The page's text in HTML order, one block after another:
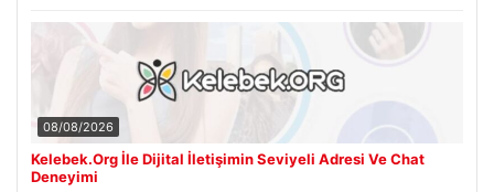
08/08/2026
Kelebek.Org İle Dijital İletişimin Seviyeli Adresi Ve Chat
Deneyimi